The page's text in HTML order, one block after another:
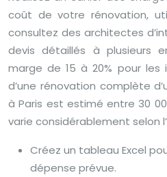
coût de votre rénovation,
consultez des architectes
devis détaillés à plusieurs
marge de 15 à 20% pour les
d’une rénovation complète
à Paris est estimé entre 30
varie considérablement selon
Créez un tableau Excel
dépense prévue.